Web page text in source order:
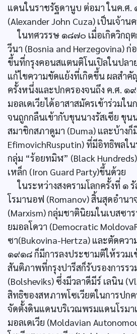
แดนในราชรัฐดานูบ ต่อมา ในค.ศ.
(Alexander John Cuza) เป็นเจ้า
ในทศวรรษ ๑๘๗๐ เมื่อเกิดวิกฤ
วีนา (Bosnia and Herzegovina)
ขึ้นที่กรุงคอนสแตนติโนเปิลในปลา
แก้ไขความขัดแย้งที่เกิดขึ้น ผลสำ
ครั้งหนึ่งและปกครองจนถึง ค.ศ. ๑
มอลเดเวียได้อาสาสมัครเข้าร่วมใ
จนถูกกลืนเข้ากับขุนนางรัสเซีย ขุน
สมาชิกสภาดูมา (Duma) และบ้าง
EfimovichRusputin) ที่มีอิทธิพลใ
กลุ่ม “ร้อยทมิฬ” (Black
เหล็ก (Iron Guard Party)ขึ้นด้วย
ในระหว่างสงครามโลกครั้งที่ ๑
โรมานอฟ (Romanov) สิ้นสุดอำน
(Marxism) กลุ่มชาตินิยมในเบสซา
ยมอลโดวา (Democratic
ซา(Bukovina-Hertza) และตัดคว
๑๙๑๘ ก็มีการลงประชามติให้รวมเ
สันติภาพที่กรุงปารีสก็รับรองการร
(Bolsheviks) ซึ่งมีวลาดีมีร์ เลนิน
สิทธิของสหภาพโซเวียตในการปก
จัดตั้งดินแดนบริเวณพรมแดนโรมา
มอลเดเวีย (Moldavian